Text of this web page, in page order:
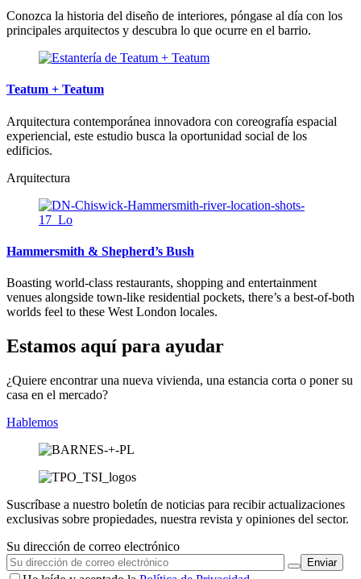
Conozca la historia del diseño de interiores, póngase al día con los
principales arquitectos y descubra lo que ocurre en el barrio.
Teatum + Teatum
Arquitectura contemporánea innovadora con coreografía espacial
experiencial, este estudio busca la oportunidad social de los
edificios.
Arquitectura
Hammersmith & Shepherd’s Bush
Boasting world-class restaurants, shopping and entertainment
venues alongside town-like residential pockets, there’s a best-of-both
worlds feel to these West London locales.
Estamos aquí para ayudar
¿Quiere encontrar una nueva vivienda, una estancia corta o poner su
casa en el mercado?
Hablemos
Suscríbase a nuestro boletín de noticias para recibir actualizaciones
exclusivas sobre propiedades, nuestra revista y opiniones del sector.
Su dirección de correo electrónico